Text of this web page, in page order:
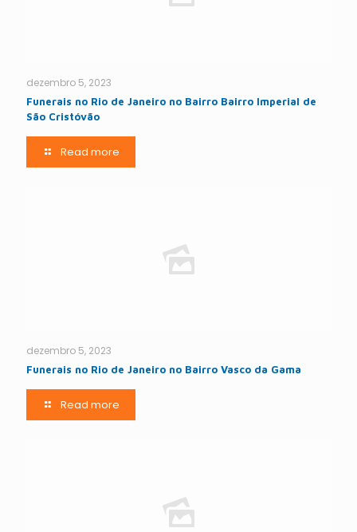
dezembro 5, 2023
Funerais no Rio de Janeiro no Bairro Bairro Imperial de
São Cristóvão
Read more
dezembro 5, 2023
Funerais no Rio de Janeiro no Bairro Vasco da Gama
Read more